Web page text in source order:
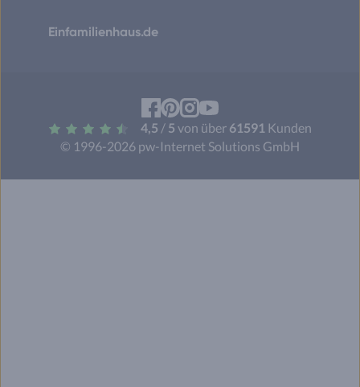
Einfamilienhaus.de
© 1996-2026 pw-Internet Solutions GmbH
4,5 / 5 von über 61591 Kunden
Facebook
Pinterest
Instagram